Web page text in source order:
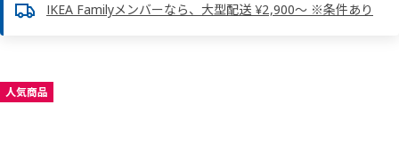
IKEA Familyメンバーなら、大型配送 ¥2,900～ ※条件あり
キップ
人気商品